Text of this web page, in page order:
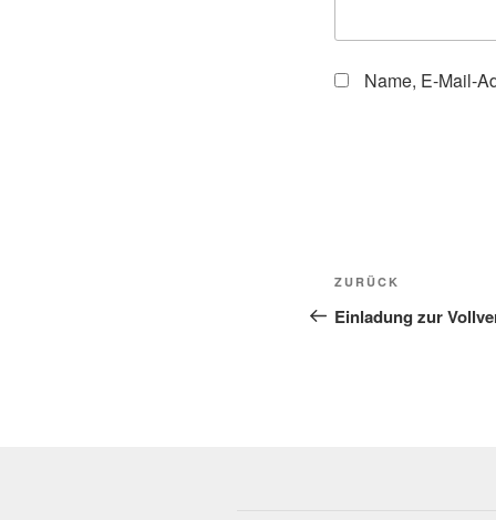
Name, E-Mail-
Vorheriger
Beitrag
ZURÜCK
Einladung zur